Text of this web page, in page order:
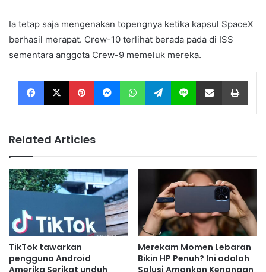
Ia tetap saja mengenakan topengnya ketika kapsul SpaceX
berhasil merapat. Crew-10 terlihat berada pada di ISS
sementara anggota Crew-9 memeluk mereka.
Facebook X Pinterest Messenger WhatsApp Telegram Line Share via Email
Related Articles
TikTok tawarkan
pengguna Android
Merekam Momen Lebaran
Bikin HP Penuh? Ini adalah